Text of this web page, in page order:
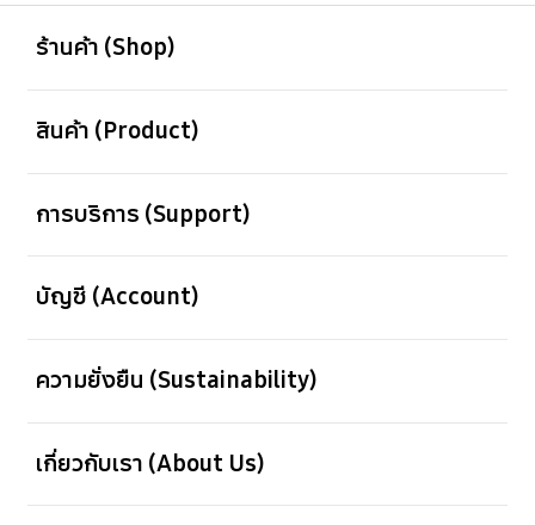
ร้านค้า (Shop)
สินค้า (Product)
การบริการ (Support)
บัญชี (Account)
ความยั่งยืน (Sustainability)
เกี่ยวกับเรา (About Us)